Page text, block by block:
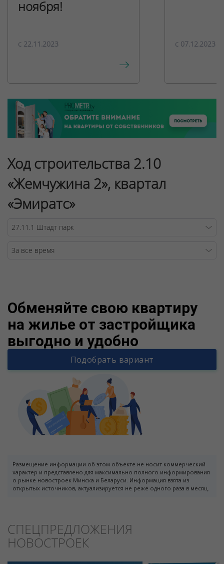
ноября!
c 22.11.2023 c 07.12.2023
Ход строительства 2.10
«Жемчужина 2», квартал
«Эмиратс»
Обменяйте свою квартиру
на жилье от застройщика
выгодно и удобно
Подобрать вариант
Размещение информации об этом объекте не носит коммерческий
характер и представлено для максимально полного информирования
о рынке новостроек Минска и Беларуси. Информация взята из
открытых источников, актуализируется не реже одного раза в месяц.
СПЕЦПРЕДЛОЖЕНИЯ
НОВОСТРОЕК